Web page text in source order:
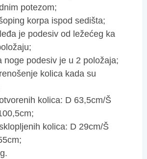
potezom;
korpa ispod sedišta;
je podesiv od ležećeg ka
noge podesiv je u 2 položaja;
kolica kada su
kolica: D 63,5cm/Š
kolica: D 29cm/Š